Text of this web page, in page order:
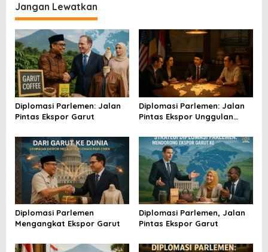
g
a
s
i
p
o
s
Jangan Lewatkan
Diplomasi Parlemen: Jalan
Pintas Ekspor Garut
Diplomasi Parlemen: Jalan
Pintas Ekspor Unggulan
Diplomasi Parlemen
Mengangkat Ekspor Garut
Diplomasi Parlemen, Jalan
Pintas Ekspor Garut